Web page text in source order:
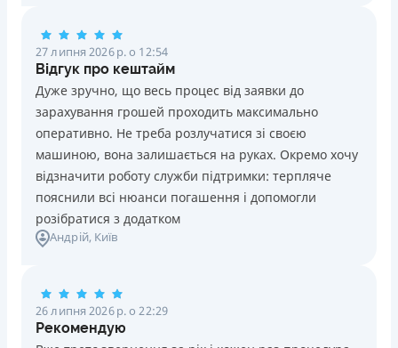
Строк користування кредитним лімітом необмежений
при вчасному обслуговуванні (строк кредитної лінії 5
років з можливістю пролонгації)
Можна використовувати ліміт на будь які споживчі
потреби
Недоліки
Нема програми лояльності для постійних клієнтів
Нема кредиту для юросіб (ФОП)
Немає цілодобової підтримки
Telegram, Facebook
Онлайн (через сайт або інтернет-банкінг)
Через термінали самообслуговування
27 липня 2026 р. о 12:54
Відгук про кештайм
Дуже зручно, що весь процес від заявки до
зарахування грошей проходить максимально
оперативно. Не треба розлучатися зі своєю
машиною, вона залишається на руках. Окремо хочу
відзначити роботу служби підтримки: терпляче
пояснили всі нюанси погашення і допомогли
розібратися з додатком
Андрій, Київ
26 липня 2026 р. о 22:29
Рекомендую